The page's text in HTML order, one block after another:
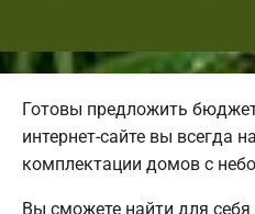
Готовы предложить
интернет-сайте вы всегда
комплектации домов с
Вы сможете найти для